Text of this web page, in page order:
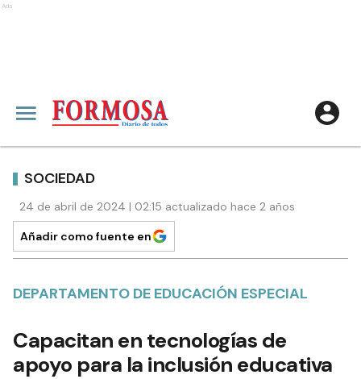
Ads
SOCIEDAD
24 de abril de 2024 | 02:15 actualizado hace 2 años
Añadir como fuente en
DEPARTAMENTO DE EDUCACIÓN ESPECIAL
Capacitan en tecnologías de
apoyo para la inclusión educativa